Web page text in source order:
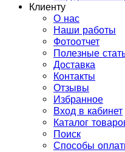
Клиенту
О нас
Наши работы
Фотоотчет
Полезные
Доставка
Контакты
Отзывы
Избранное
Вход в кабинет
Каталог
Поиск
Способы